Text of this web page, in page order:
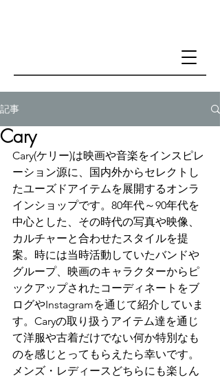
記事
Cary
Cary(ケリー)は映画や音楽をインスピレ
ーション源に、国内外からセレクトし
たユーズドアイテムを展開するオンラ
インショップです。80年代～90年代を
中心とした、その時代の写真や映像、
カルチャーと合わせたスタイルを提
案。時には当時活動していたバンドや
グループ、映画のキャラクターからピ
ックアップされたコーディネートをブ
ログやInstagramを通じて紹介していま
す。Caryの取り扱うアイテム達を通じ
て洋服や古着だけでない何か特別なも
のを感じとってもらえたら幸いです。
メンズ・レディースどちらにも楽しん